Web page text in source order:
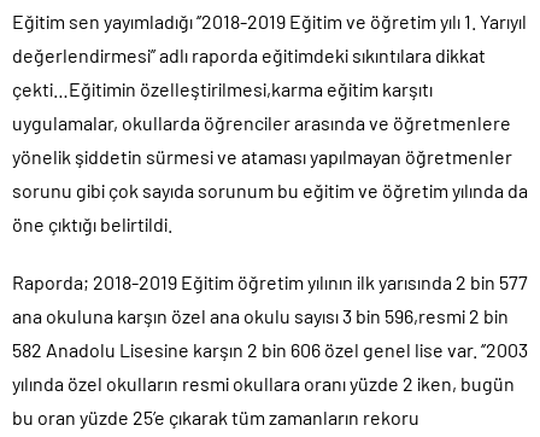
Sığacık’tan güçlü mesaj: “Deniz bizim, Sığacık hepimizin”
Maltepe’de çocuklar kitapların renkli dünyasında buluştu
Eğitim sen yayımladığı ‘’2018-2019 Eğitim ve öğretim yılı 1. Yarıyıl
değerlendirmesi’’ adlı raporda eğitimdeki sıkıntılara dikkat
çekti…Eğitimin özelleştirilmesi,karma eğitim karşıtı
uygulamalar, okullarda öğrenciler arasında ve öğretmenlere
yönelik şiddetin sürmesi ve ataması yapılmayan öğretmenler
sorunu gibi çok sayıda sorunum bu eğitim ve öğretim yılında da
öne çıktığı belirtildi.
Raporda; 2018-2019 Eğitim öğretim yılının ilk yarısında 2 bin 577
ana okuluna karşın özel ana okulu sayısı 3 bin 596,resmi 2 bin
582 Anadolu Lisesine karşın 2 bin 606 özel genel lise var. ‘’2003
yılında özel okulların resmi okullara oranı yüzde 2 iken, bugün
bu oran yüzde 25’e çıkarak tüm zamanların rekoru